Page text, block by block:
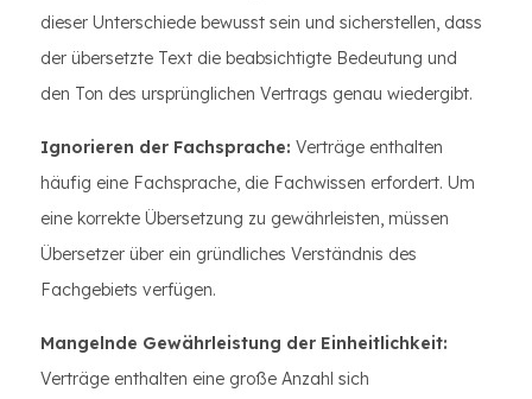
dieser Unterschiede bewusst sein und sicherstellen, dass
der übersetzte Text die beabsichtigte Bedeutung und
den Ton des ursprünglichen Vertrags genau wiedergibt.
Ignorieren der Fachsprache: Verträge enthalten
häufig eine Fachsprache, die Fachwissen erfordert. Um
eine korrekte Übersetzung zu gewährleisten, müssen
Übersetzer über ein gründliches Verständnis des
Fachgebiets verfügen.
Mangelnde Gewährleistung der Einheitlichkeit:
Verträge enthalten eine große Anzahl sich